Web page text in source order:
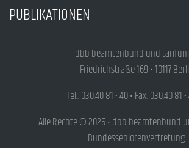
PUBLIKATIONEN
dbb beamtenbund und
Friedrichstraße 169 • 10117
Tel.: 030.40 81 - 40 • Fax: 030.40 81
Alle Rechte © 2026 • dbb beamtenbund
Bundesseniorenvertretung